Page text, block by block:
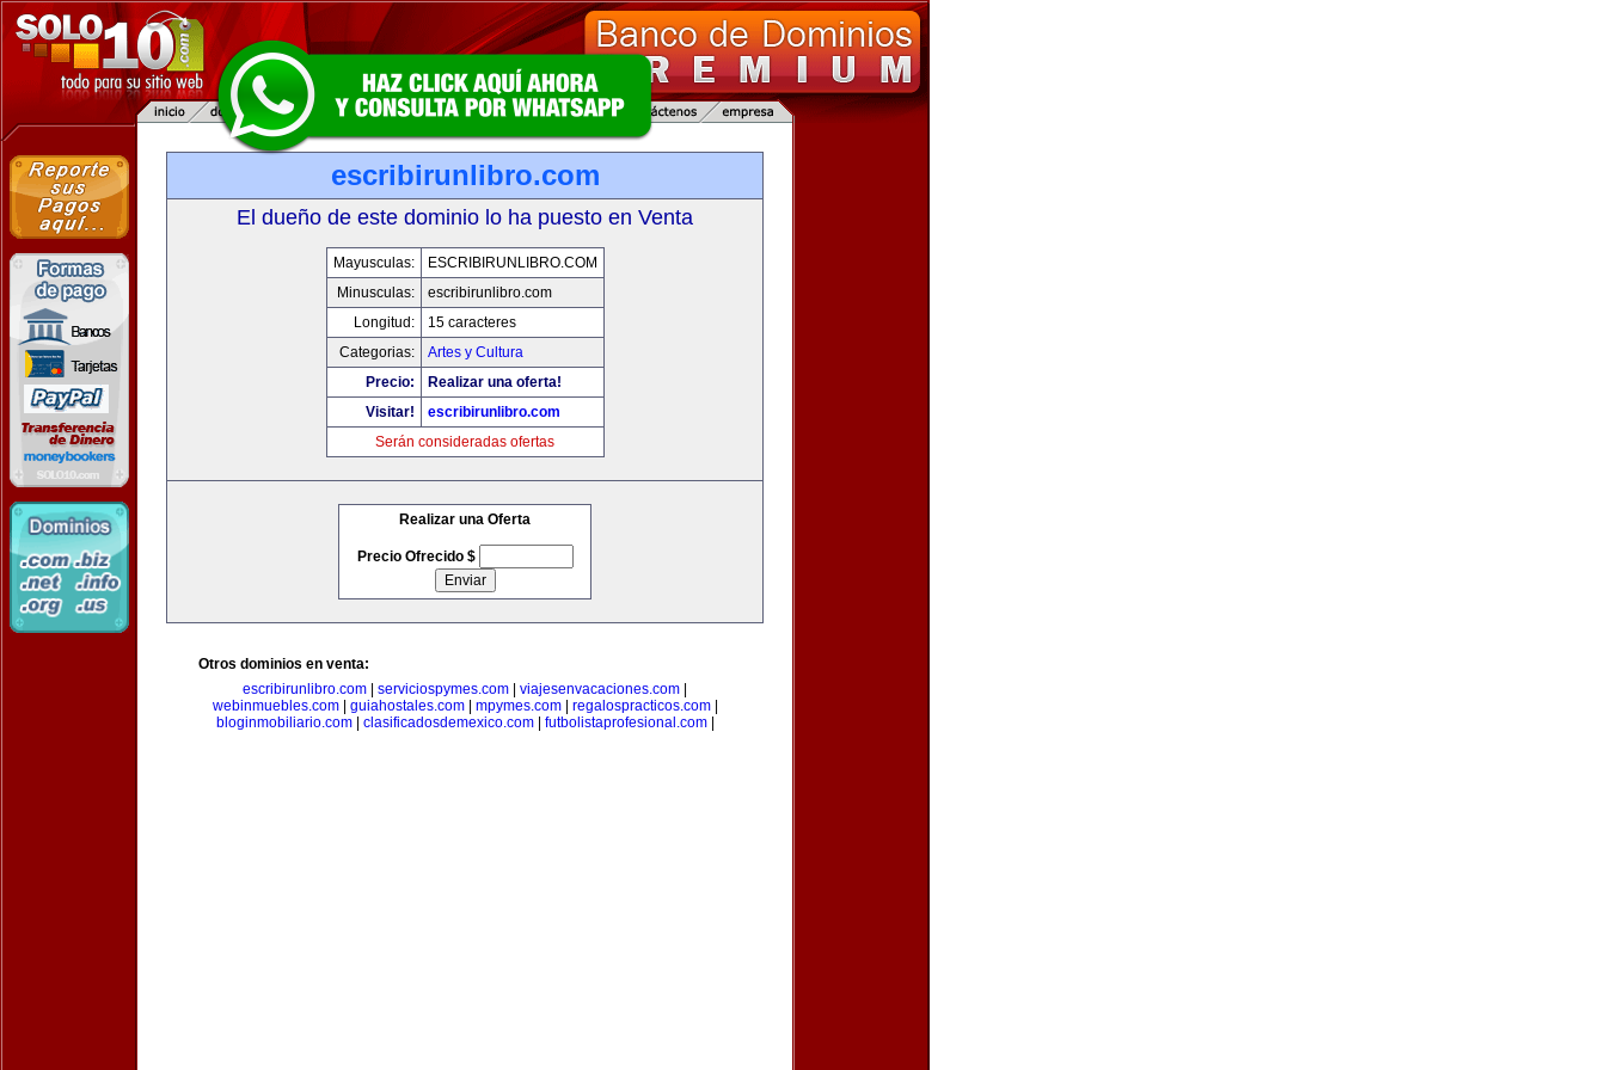
escribirunlibro.com
El dueño de este dominio lo ha puesto en Venta
Mayusculas:
ESCRIBIRUNLIBRO.COM
Minusculas:
escribirunlibro.com
Longitud:
15 caracteres
Categorias:
Artes y Cultura
Precio:
Realizar una oferta!
Visitar!
escribirunlibro.com
Serán consideradas ofertas
Realizar una Oferta
Precio Ofrecido $
Otros dominios en venta:
escribirunlibro.com
serviciospymes.com viajesenvacaciones.com
webinmuebles.com| guiahostales.com| mpymes.com| regalospracticos.com|
bloginmobiliario.com| clasificadosdemexico.com| futbolistaprofesional.com|